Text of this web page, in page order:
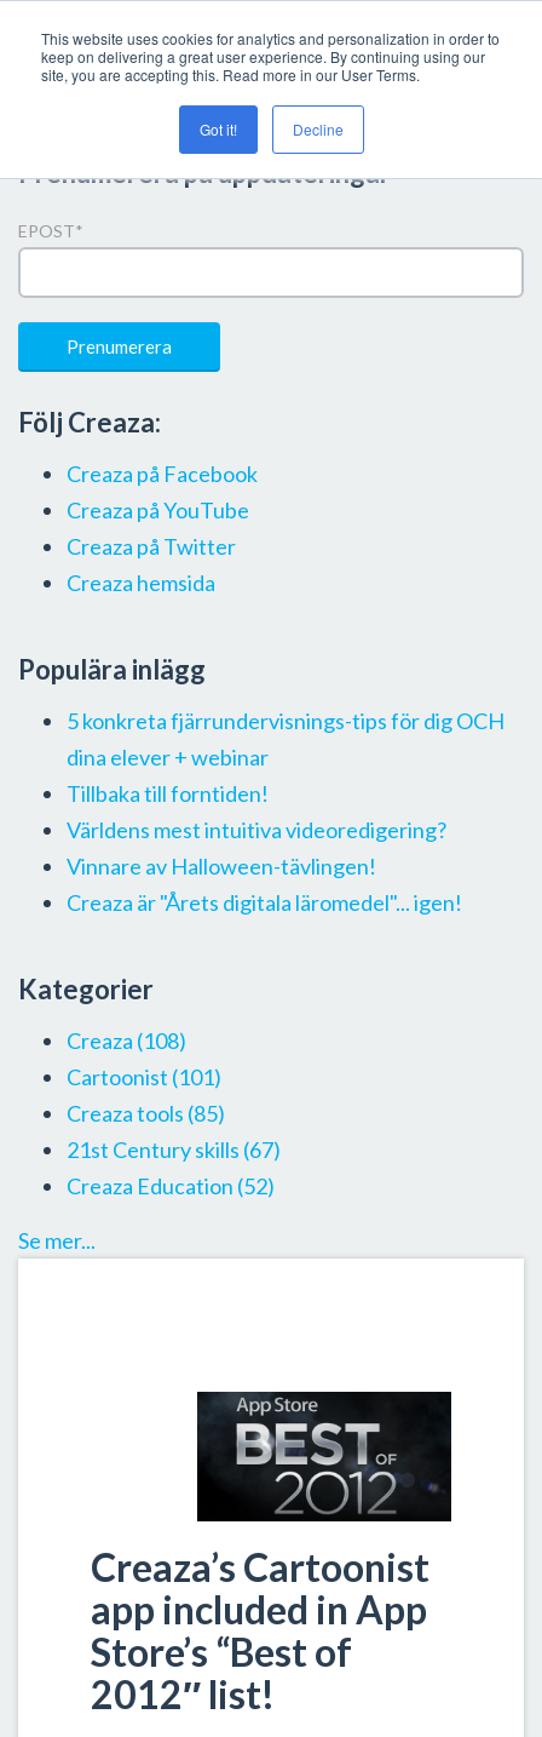
This website uses cookies for analytics and personalization in order to
keep on delivering a great user experience. By continuing using our
site, you are accepting this. Read more in our User Terms.
Got it! Decline
Creaza’s Cartoonist
app included in App
Store’s “Best of
2012″ list!
Prenumerera på uppdateringar
EPOST*
Följ Creaza:
Creaza på Facebook
Creaza på YouTube
Creaza på Twitter
Creaza hemsida
Populära inlägg
5 konkreta fjärrundervisnings-tips för dig OCH
dina elever + webinar
Tillbaka till forntiden!
Världens mest intuitiva videoredigering?
Vinnare av Halloween-tävlingen!
Creaza är "Årets digitala läromedel"... igen!
Kategorier
Creaza (108)
Cartoonist (101)
Creaza tools (85)
21st Century skills (67)
Creaza Education (52)
Se mer...